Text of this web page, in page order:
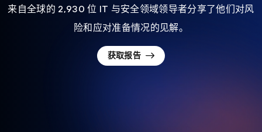
来自全球的 2,930 位 IT 与安全领域领导者分享了他们对风
险和应对准备情况的见解。
获取报告